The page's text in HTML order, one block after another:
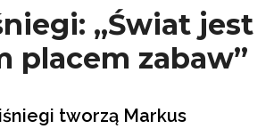
„Świat jest
placem zabaw”
tworzą Markus